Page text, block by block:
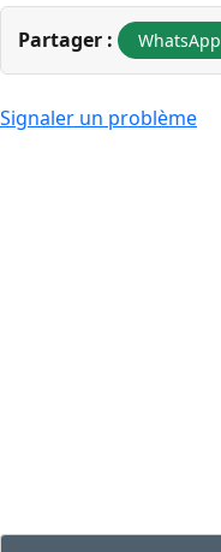
Partager : WhatsApp
Signaler un problème